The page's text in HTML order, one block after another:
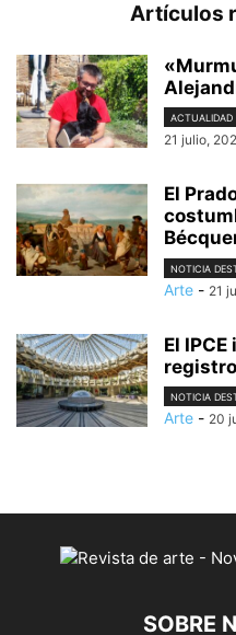
Artículos
ACTUALIDAD
21 julio,
El
NOTICIA
Arte - 21
El
NOTICIA
Arte - 20
SOBRE